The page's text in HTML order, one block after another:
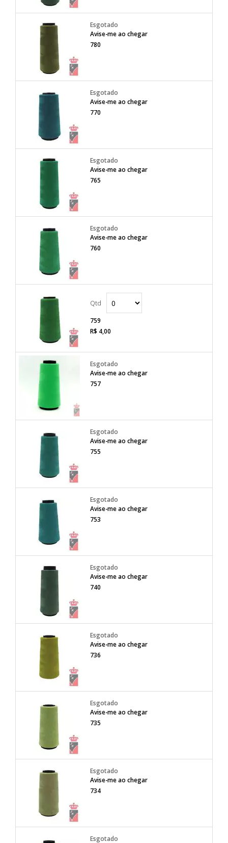
Avise-me ao chegar
780
Avise-me ao chegar
770
Avise-me ao chegar
765
Avise-me ao chegar
760
759
R$ 4,00
Avise-me ao chegar
757
Avise-me ao chegar
755
Avise-me ao chegar
753
Avise-me ao chegar
740
Avise-me ao chegar
736
Avise-me ao chegar
735
Avise-me ao chegar
734